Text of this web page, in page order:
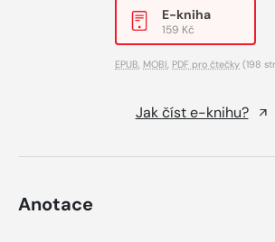
E-kniha
159 Kč
EPUB, MOBI, PDF pro čtečky (198
Jak číst e-knihu?
Anotace